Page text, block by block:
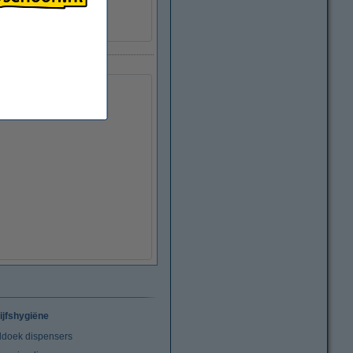
dispensers